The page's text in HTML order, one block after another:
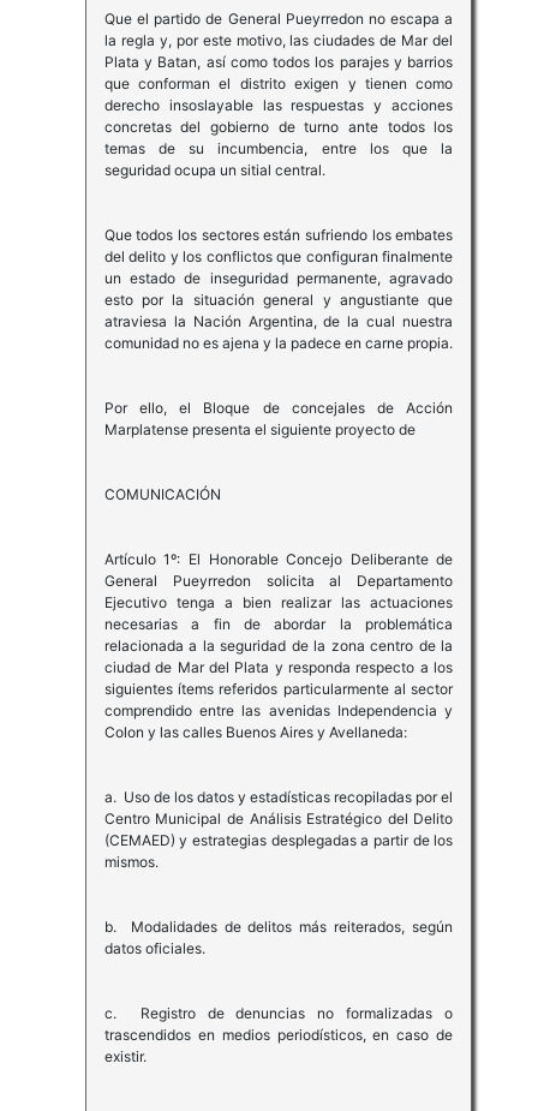
Que el partido de General Pueyrredon no escapa a
la regla y, por este motivo, las ciudades de Mar del
Plata y Batan, así como todos los parajes y barrios
que conforman el distrito exigen y tienen como
derecho insoslayable las respuestas y acciones
concretas del gobierno de turno ante todos los
temas de su incumbencia, entre los que la
seguridad ocupa un sitial central.
Que todos los sectores están sufriendo los embates
del delito y los conflictos que configuran finalmente
un estado de inseguridad permanente, agravado
esto por la situación general y angustiante que
atraviesa la Nación Argentina, de la cual nuestra
comunidad no es ajena y la padece en carne propia.
Por ello, el Bloque de concejales de Acción
Marplatense presenta el siguiente proyecto de
COMUNICACIÓN
Artículo 1º: El Honorable Concejo Deliberante de
General Pueyrredon solicita al Departamento
Ejecutivo tenga a bien realizar las actuaciones
necesarias a fin de abordar la problemática
relacionada a la seguridad de la zona centro de la
ciudad de Mar del Plata y responda respecto a los
siguientes ítems referidos particularmente al sector
comprendido entre las avenidas Independencia y
Colon y las calles Buenos Aires y Avellaneda:
a. Uso de los datos y estadísticas recopiladas por el
Centro Municipal de Análisis Estratégico del Delito
(CEMAED) y estrategias desplegadas a partir de los
mismos.
b. Modalidades de delitos más reiterados, según
datos oficiales.
c. Registro de denuncias no formalizadas o
trascendidos en medios periodísticos, en caso de
existir.